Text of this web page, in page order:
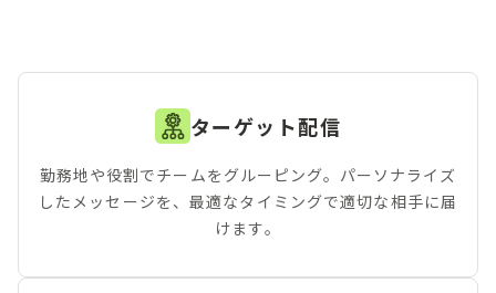
ターゲット配信
勤務地や役割でチームをグルーピング。パーソナライズ
したメッセージを、最適なタイミングで適切な相手に届
けます。